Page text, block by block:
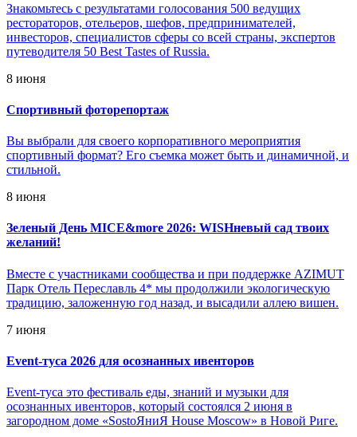
Знакомьтесь с результатами голосования 500 ведущих
рестораторов, отельеров, шефов, предпринимателей,
инвесторов, специалистов сферы со всей страны, экспертов
путеводителя 50 Best Tastes of Russia.
8 июня
Спортивный фоторепортаж
Вы выбрали для своего корпоративного мероприятия
спортивный формат? Его съемка может быть и динамичной, и
стильной.
8 июня
Зеленый День MICE&more 2026: WISHневый сад твоих
желаний!
Вместе с участниками сообщества и при поддержке AZIMUT
Парк Отель Переславль 4* мы продолжили экологическую
традицию, заложенную год назад, и высадили аллею вишен.
7 июня
Event-туса 2026 для осознанных ивенторов
Event-туса это фестиваль еды, знаний и музыки для
осознанных ивенторов, который состоялся 2 июня в
загородном доме «SostoЯниЯ House Moscow» в Новой Риге.